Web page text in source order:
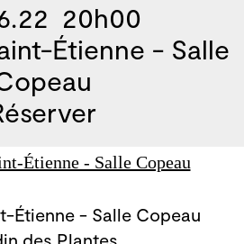
20h00
Étienne - Salle
Étienne - Salle Copeau
des Plantes